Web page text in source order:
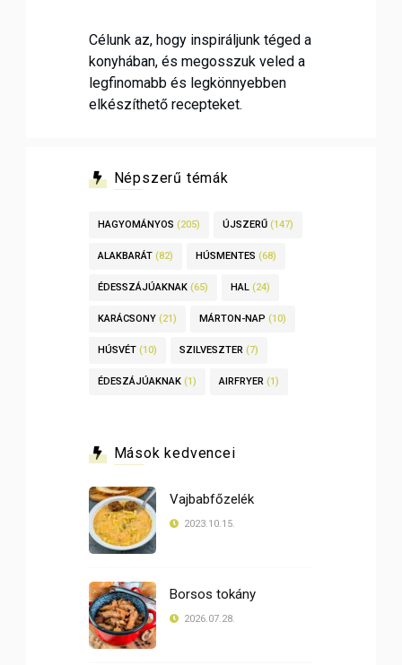
Célunk az, hogy inspiráljunk téged a
konyhában, és megosszuk veled a
legfinomabb és legkönnyebben
elkészíthető recepteket.
Népszerű témák
HAGYOMÁNYOS (205) ÚJSZERŰ (147)
ALAKBARÁT (82) HÚSMENTES (68)
ÉDESSZÁJÚAKNAK (65) HAL (24)
KARÁCSONY (21) MÁRTON-NAP (10)
HÚSVÉT (10) SZILVESZTER (7)
ÉDESZÁJÚAKNAK (1) AIRFRYER (1)
Mások kedvencei
Vajbabfőzelék
2023.10.15.
Borsos tokány
2026.07.28.